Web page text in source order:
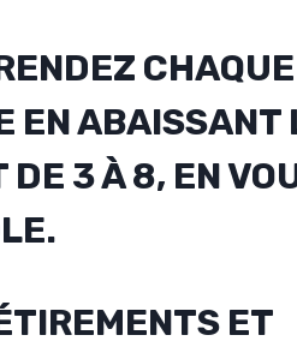
CHAQUE
EN ABAISSANT
DE 3 À 8, EN
ET